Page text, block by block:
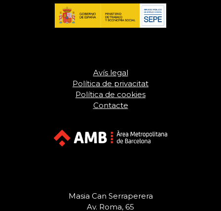
Avís legal
Política de privacitat
Política de cookies
Contacte
Masia Can Serraperera
Av. Roma, 65